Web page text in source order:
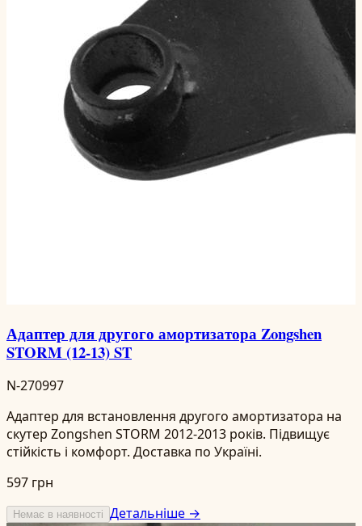
Адаптер для другого амортизатора Zongshen
STORM (12-13) ST
N-270997
Адаптер для встановлення другого амортизатора на
скутер Zongshen STORM 2012-2013 років. Підвищує
стійкість і комфорт. Доставка по Україні.
597 грн
Немає в наявності Детальніше →